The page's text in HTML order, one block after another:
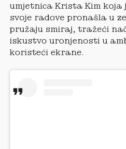
umjetnica Krista Kim koja
svoje radove pronašla u
pružaju smiraj, tražeći
iskustvo uronjenosti u
koristeći ekrane.